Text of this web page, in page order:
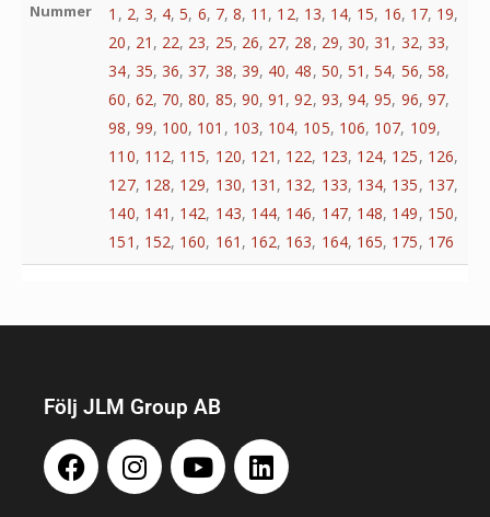
Nummer 1 , 2, 3, 4,5, 6, 7, 8, 11 , 12, 13, 14, 15, 16, 17, 19,
20, 21 , 22, 23, 25, 26, 27, 28, 29, 30,31 , 32, 33,
34, 35, 36,37, 38, 39, 40, 48, 50, 51 ,54, 56, 58,
60, 62, 70,80, 85, 90,91 ,92, 93, 94,95, 96, 97,
98, 99, 100, 101 , 103, 104, 105, 106, 107, 109,
110, 112, 115, 120, 121 , 122, 123, 124, 125, 126,
127, 128, 129, 130, 131 , 132, 133, 134, 135, 137,
140, 141 , 142, 143, 144, 146, 147, 148, 149, 150,
151 , 152, 160, 161 , 162, 163, 164, 165, 175, 176
Följ JLM Group AB